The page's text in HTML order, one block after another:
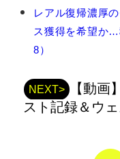
ス・
ン
デ
ス
レアル復帰濃厚
ス獲得を希望か
8）
NEXT> 【動画
スト記録＆ウ